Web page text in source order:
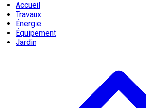
Accueil
Travaux
Énergie
Équipement
Jardin